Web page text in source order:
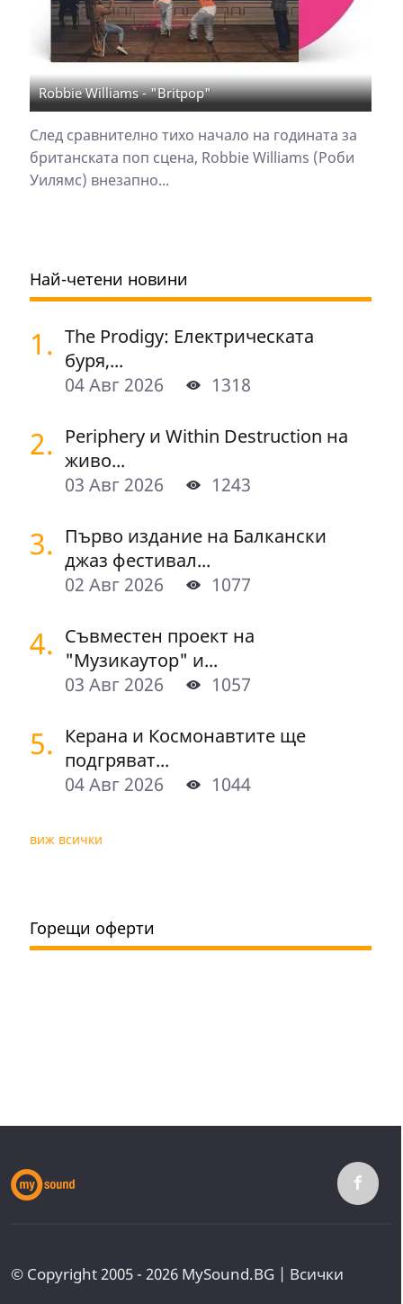
Robbie Williams - "Britpop"
След сравнително тихо начало на годината за
британската поп сцена, Robbie Williams (Роби
Уилямс) внезапно...
Най-четени новини
1. The Prodigy: Електрическата
буря,...
04 Авг 2026
1318
2. Periphery и Within Destruction на
живо...
03 Авг 2026
1243
3. Първо издание на Балкански
джаз фестивал...
02 Авг 2026
1077
4. Съвместен проект на
"Музикаутор" и...
03 Авг 2026
1057
5. Керана и Космонавтите ще
подгряват...
04 Авг 2026
1044
виж всички
Горещи оферти
© Copyright 2005 - 2026 MySound.BG | Всички